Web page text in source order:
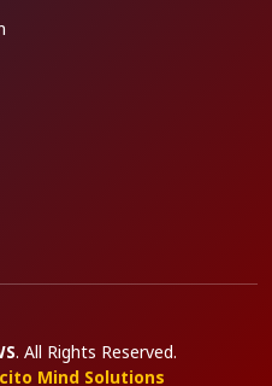
. All Rights Reserved.
Mind Solutions